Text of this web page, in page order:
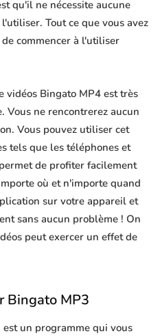
qu'il ne nécessite aucune
Tout ce que vous avez
commencer à l'utiliser
vidéos Bingato MP4 est très
Vous ne rencontrerez aucun
Vous pouvez utiliser cet
tels que les téléphones et
de profiter facilement
où et n'importe quand
sur votre appareil et
sans aucun problème ! On
peut exercer un effet de
Bingato MP3
un programme qui vous